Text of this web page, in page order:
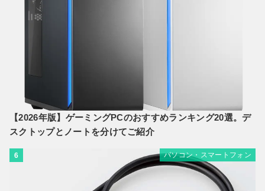
【2026年版】ゲーミングPCのおすすめランキング20選。デ
スクトップとノートを分けてご紹介
6 パソコン・スマートフォン